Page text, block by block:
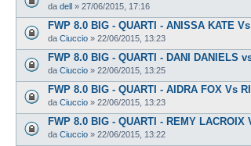
da dell » 27/06/2015, 17:16
FWP 8.0 BIG - QUARTI - ANISSA KATE
da Ciuccio » 22/06/2015, 13:23
FWP 8.0 BIG - QUARTI - DANI DANIELS
da Ciuccio » 22/06/2015, 13:25
FWP 8.0 BIG - QUARTI - AIDRA FOX Vs
da Ciuccio » 22/06/2015, 13:23
FWP 8.0 BIG - QUARTI - REMY LACROIX
da Ciuccio » 22/06/2015, 13:22